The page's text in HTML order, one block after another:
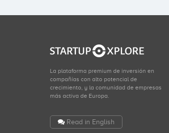
La plataforma premium de inversión en
compañías con alto potencial de
crecimiento, y la comunidad de empresas
más activa de Europa.
Read in English